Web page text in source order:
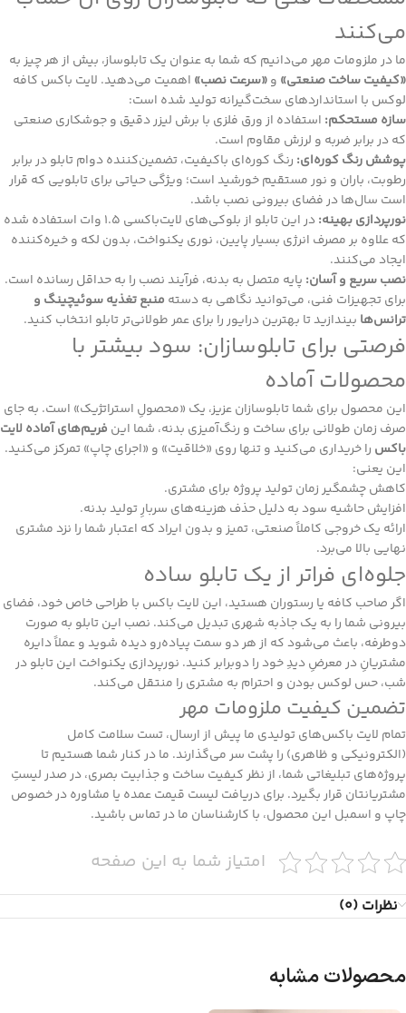
می‌کنند
ما در ملزومات مهر می‌دانیم که شما به عنوان یک تابلوساز، بیش از هر چیز به
«کیفیت ساخت صنعتی» و«سرعت نصب» اهمیت می‌دهید. لایت باکس کافه
لوکس با استانداردهای سخت‌گیرانه تولید شده است:
سازه مستحکم: استفاده از ورق فلزی با برش لیزر دقیق و جوشکاری صنعتی
که در برابر ضربه و لرزش مقاوم است.
پوشش رنگ کوره‌ای: رنگ کوره‌ای باکیفیت، تضمین‌کننده دوام تابلو در برابر
رطوبت، باران و نور مستقیم خورشید است؛ ویژگی حیاتی برای تابلویی که قرار
است سال‌ها در فضای بیرونی نصب باشد.
نورپردازی بهینه:
در این تابلو از بلوکی‌های لایت‌باکسی ۱.۵ وات استفاده شده
که علاوه بر مصرف انرژی بسیار پایین، نوری یکنواخت، بدون لکه و خیره‌کننده
ایجاد می‌کنند.
نصب سریع و آسان: پایه متصل به بدنه، فرآیند نصب را به حداقل رسانده است.
برای تجهیزات فنی، می‌توانید نگاهی به دسته منبع تغذیه سوئیچینگ و
ترانس‌ها بیندازید تا بهترین درایور را برای عمر طولانی‌تر تابلو انتخاب کنید.
فرصتی برای تابلوسازان: سود بیشتر با
محصولات آماده
این محصول برای شما تابلوسازان عزیز، یک «محصولِ استراتژیک» است. به جای
صرف زمان طولانی برای ساخت و رنگ‌آمیزی بدنه، شما این فریم‌های آماده لایت
باکس را خریداری می‌کنید و تنها روی «خلاقیت» و «اجرای چاپ» تمرکز می‌کنید.
این یعنی:
کاهش چشمگیر زمان تولید پروژه برای مشتری.
افزایش حاشیه سود به دلیل حذف هزینه‌های سربارِ تولید بدنه.
ارائه یک خروجی کاملاً صنعتی، تمیز و بدون ایراد که اعتبار شما را نزد مشتری
نهایی بالا می‌برد.
جلوه‌ای فراتر از یک تابلو ساده
اگر صاحب کافه یا رستوران هستید، این لایت باکس با طراحی خاص خود، فضای
بیرونی شما را به یک جاذبه شهری تبدیل می‌کند. نصب این تابلو به صورت
دوطرفه، باعث می‌شود که از هر دو سمت پیاده‌رو دیده شوید و عملاً دایره
مشتریانِ در معرضِ دیدِ خود را دوبرابر کنید. نورپردازی یکنواخت این تابلو در
شب، حس لوکس بودن و احترام به مشتری را منتقل می‌کند.
تضمین کیفیت ملزومات مهر
تمام لایت باکس‌های تولیدی ما پیش از ارسال، تست سلامت کامل
(الکترونیکی و ظاهری) را پشت سر می‌گذارند. ما در کنار شما هستیم تا
پروژه‌های تبلیغاتی شما، از نظر کیفیت ساخت و جذابیت بصری، در صدر لیستِ
مشتریانتان قرار بگیرد. برای دریافت لیست قیمت عمده یا مشاوره در خصوص
چاپ و اسمبل این محصول، با کارشناسان ما در تماس باشید.
امتیاز شما به این صفحه
نظرات (0)
محصولات مشابه